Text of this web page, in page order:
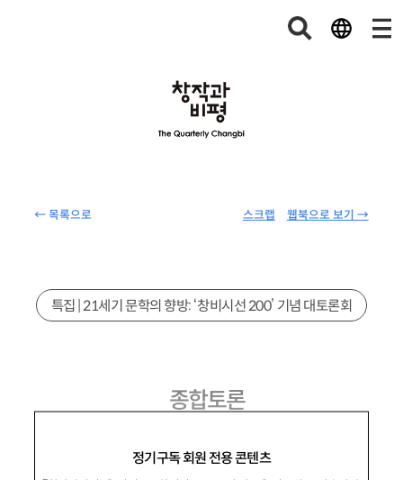
← 목록으로 웹북으로 보기 →
스크랩
정기구독 회원 전용 콘텐츠
특집 | 21세기 문학의 향방: ‘창비시선 200’ 기념 대토론회
종합토론